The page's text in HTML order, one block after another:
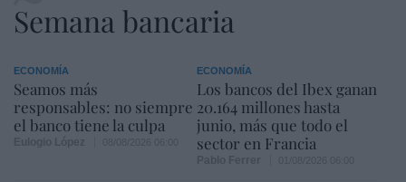
Semana bancaria
ECONOMÍA
Seamos más
responsables: no siempre
el banco tiene la culpa
ECONOMÍA
Los bancos del Ibex ganan
20.164 millones hasta
junio, más que todo el
sector en Francia